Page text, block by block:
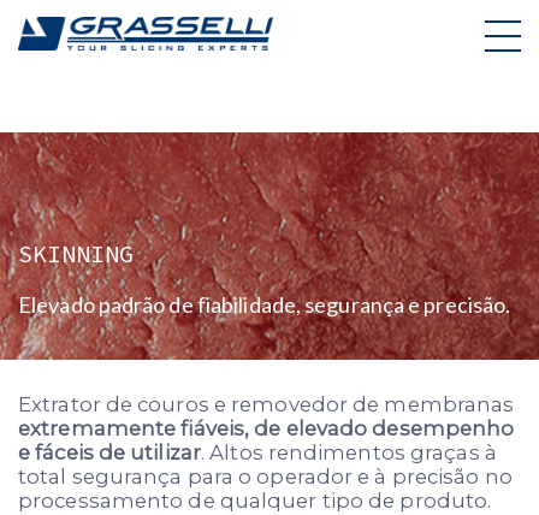
content
SKINNING
Elevado padrão de fiabilidade, segurança e precisão.
Extrator de couros e removedor de membranas
extremamente fiáveis, de elevado desempenho
e fáceis de utilizar. Altos rendimentos graças à
total segurança para o operador e à precisão no
processamento de qualquer tipo de produto.